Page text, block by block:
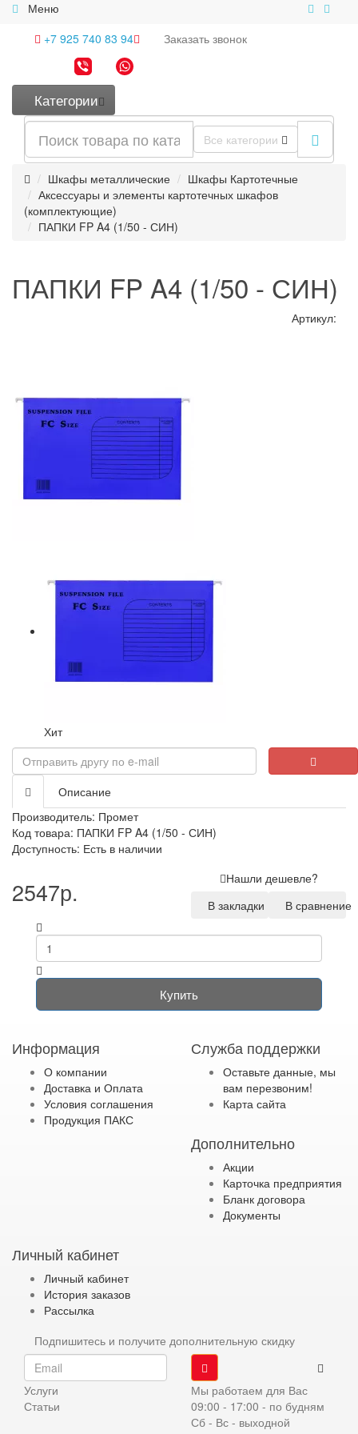
Меню
+7 925 740 83 94
Заказать звонок
Категории
Все категории
Шкафы металлические
Шкафы Картотечные
Аксессуары и элементы картотечных шкафов
(комплектующие)
ПАПКИ FP A4 (1/50 - СИН)
ПАПКИ FP A4 (1/50 - СИН)
Артикул:
Хит
Описание
Производитель: Промет
Код товара: ПАПКИ FP A4 (1/50 - СИН)
Доступность: Есть в наличии
2547р.
Нашли дешевле?
В закладки
В сравнение
Купить
Информация
О компании
Доставка и Оплата
Условия соглашения
Продукция ПАКС
Служба поддержки
Оставьте данные, мы
вам перезвоним!
Карта сайта
Дополнительно
Акции
Карточка предприятия
Бланк договора
Документы
Личный кабинет
Личный кабинет
История заказов
Рассылка
Подпишитесь и получите дополнительную скидку
Услуги
Статьи
Мы работаем для Вас
09:00 - 17:00 - по будням
Сб - Вс - выходной